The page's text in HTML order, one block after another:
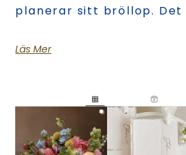
planerar sitt bröllop. Det
Läs Mer